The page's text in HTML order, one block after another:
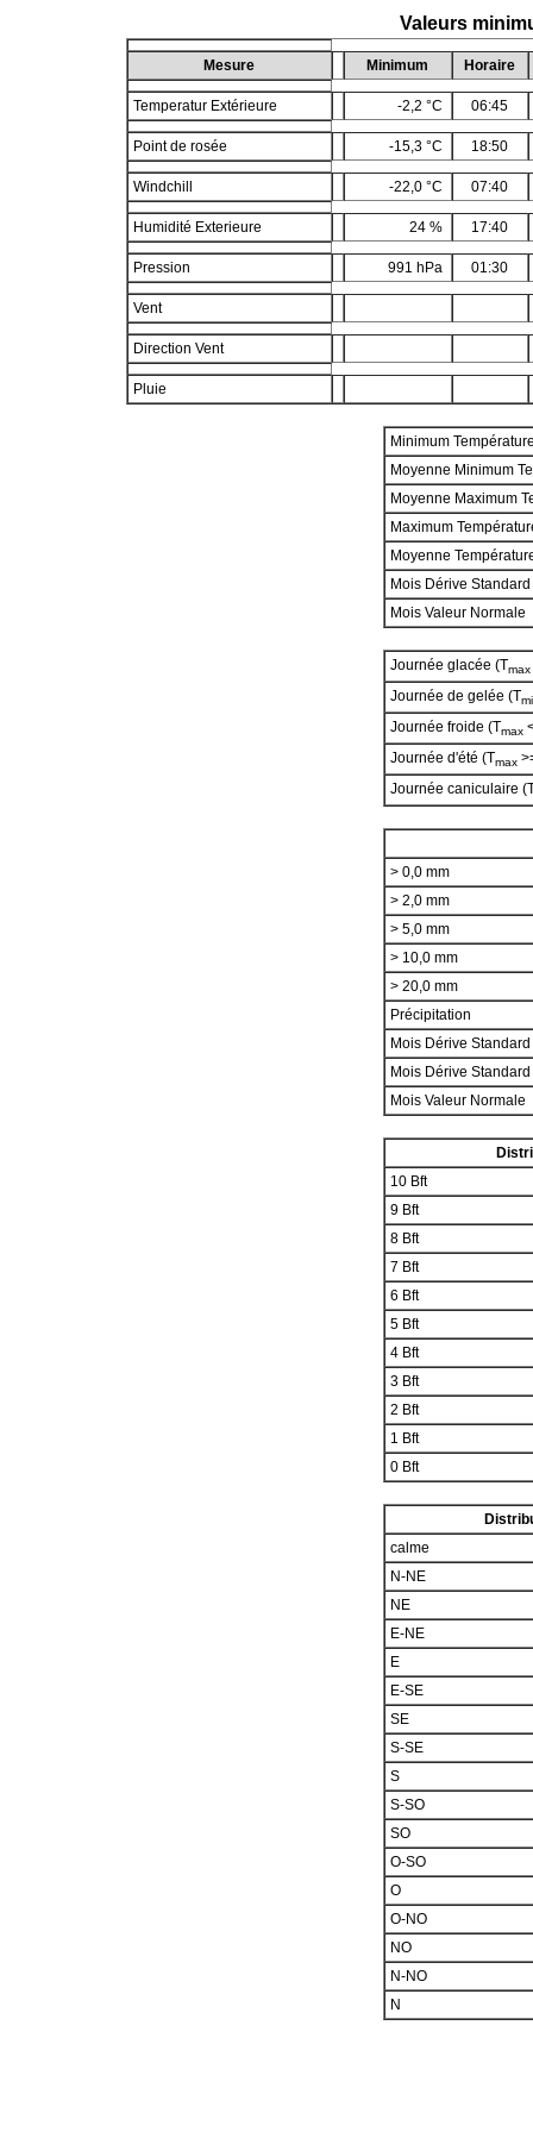
Valeurs
Mesure Minimum Horaire
Temperatur Extérieure -2,2 °C 06:45
Point de rosée -15,3 °C 18:50
Windchill -22,0 °C 07:40
Humidité Exterieure 24 % 17:40
Pression 991 hPa 01:30
Vent
Direction Vent
Pluie
Minimum
Moyenne Minimum
Moyenne Maximum
Maximum
Moyenne
Mois Dérive Standard
Mois Valeur Normale
Journée glacée (Tmax
Journée de gelée (T
Journée froide (Tmax
Journée d'été (Tmax
Journée caniculaire
> 0,0 mm
> 2,0 mm
> 5,0 mm
> 10,0 mm
> 20,0 mm
Précipitation
Mois Dérive Standard
Mois Dérive Standard
Mois Valeur Normale
10 Bft
9 Bft
8 Bft
7 Bft
6 Bft
5 Bft
4 Bft
3 Bft
2 Bft
1 Bft
0 Bft
calme
N-NE
NE
E-NE
E
E-SE
SE
S-SE
S
S-SO
SO
O-SO
O
O-NO
NO
N-NO
N